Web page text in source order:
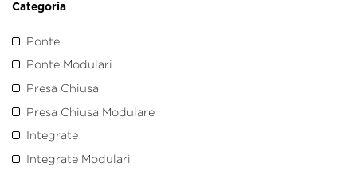
Categoria
Ponte
Ponte Modulari
Presa Chiusa
Presa Chiusa Modulare
Integrate
Integrate Modulari